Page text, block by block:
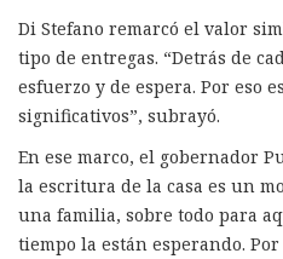
Di Stefano remarcó el valor
tipo de entregas. “Detrás de
esfuerzo y de espera. Por eso
significativos”, subrayó.
En ese marco, el gobernador
la escritura de la casa es un
una familia, sobre todo para
tiempo la están esperando.